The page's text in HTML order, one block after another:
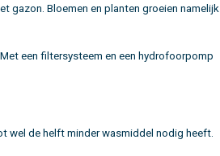
gazon. Bloemen en planten groeien namelijk
een filtersysteem en een hydrofoorpomp
wel de helft minder wasmiddel nodig heeft.